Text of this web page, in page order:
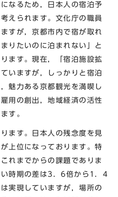
なるため，日本人の宿泊予
えられます。文化庁の職員
すが，京都市内で宿が取れ
りたいのに泊まれない」と
ます。現在，「宿泊施設拡
いますが，しっかりと宿泊
魅力ある京都観光を満喫し
用の創出，地域経済の活性
す。
ます。日本人の残念度を見
上位になっております。特
れまでからの課題でありま
時期の差は3．6倍から1．4
実現していますが，場所の